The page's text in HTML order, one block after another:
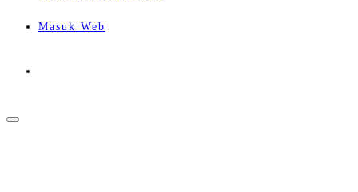
Masuk Web